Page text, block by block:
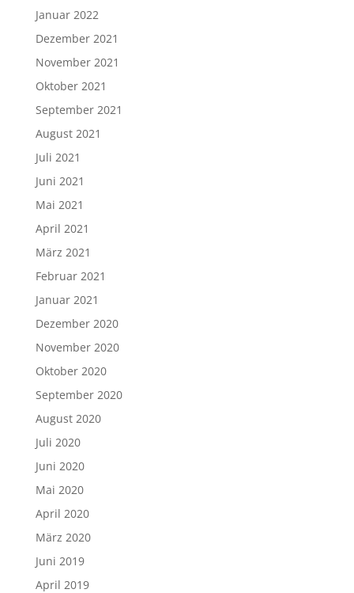
Januar 2022
Dezember 2021
November 2021
Oktober 2021
September 2021
August 2021
Juli 2021
Juni 2021
Mai 2021
April 2021
März 2021
Februar 2021
Januar 2021
Dezember 2020
November 2020
Oktober 2020
September 2020
August 2020
Juli 2020
Juni 2020
Mai 2020
April 2020
März 2020
Juni 2019
April 2019